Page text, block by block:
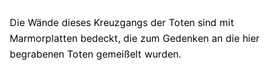
Die Wände dieses Kreuzgangs der Toten sind mit
Marmorplatten bedeckt, die zum Gedenken an die hier
begrabenen Toten gemeißelt wurden.